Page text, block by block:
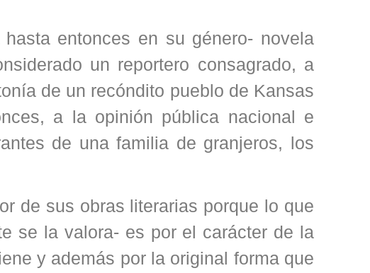
entonces en su género- novela
un reportero consagrado, a
de un recóndito pueblo de Kansas
a la opinión pública nacional e
de una familia de granjeros, los
de sus obras literarias porque lo que
se la valora- es por el carácter de la
y además por la original forma que